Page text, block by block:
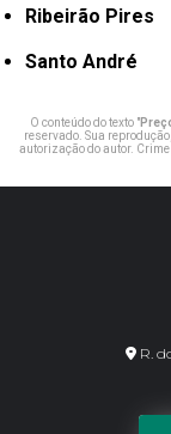
Ribeirão Pires
Santo André
O conteúdo do texto "
reservado. Sua
autorização do autor.
R.